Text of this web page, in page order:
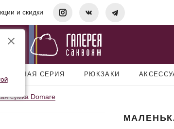
и скидки
СЕРИЯ РЮКЗАКИ
сумка Domare